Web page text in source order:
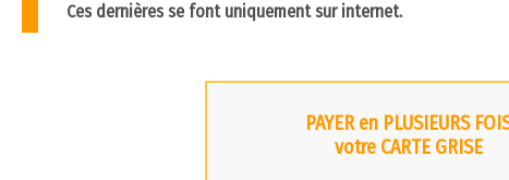
Ces dernières se font uniquement sur internet.
PAYER en PLUSIEURS
votre CARTE GRISE